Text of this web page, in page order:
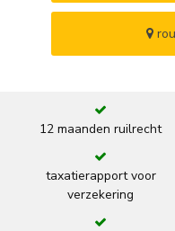
12 maanden ruilrecht
taxatierapport voor
verzekering